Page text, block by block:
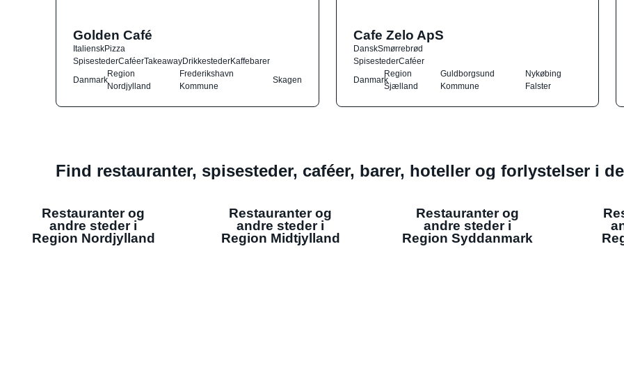
Golden Café
ItalienskPizza
SpisestederCaféerTakeawayDrikkestederKaffebarer
Danmark
Region
Nordjylland
Frederikshavn
Kommune
Skagen
Cafe Zelo ApS
DanskSmørrebrød
SpisestederCaféer
Danmark
Region
Sjælland
Guldborgsund
Kommune
Nykøbing
Falster
Find restauranter, spisesteder, caféer, barer, hoteller og forlystelser i
Restauranter og
andre steder i
Region Nordjylland
Restauranter og
andre steder i
Region Midtjylland
Restauranter og
andre steder i
Region Syddanmark